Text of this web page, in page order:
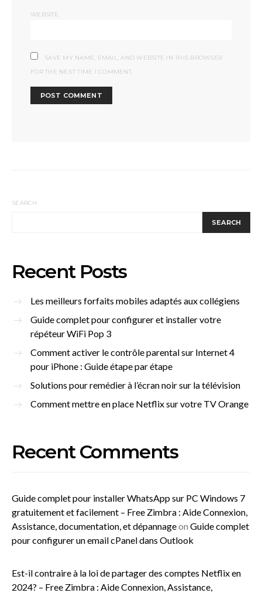
WEBSITE
SAVE MY NAME, EMAIL, AND WEBSITE IN THIS BROWSER
FOR THE NEXT TIME I COMMENT.
SEARCH
SEARCH
Recent Posts
Les meilleurs forfaits mobiles adaptés aux collégiens
Guide complet pour configurer et installer votre
répéteur WiFi Pop 3
Comment activer le contrôle parental sur Internet 4
pour iPhone : Guide étape par étape
Solutions pour remédier à l’écran noir sur la télévision
Comment mettre en place Netflix sur votre TV Orange
Recent Comments
Guide complet pour installer WhatsApp sur PC Windows 7
gratuitement et facilement – Free Zimbra : Aide Connexion,
Assistance, documentation, et dépannageon Guide complet
pour configurer un email cPanel dans Outlook
Est-il contraire à la loi de partager des comptes Netflix en
2024? – Free Zimbra : Aide Connexion, Assistance,